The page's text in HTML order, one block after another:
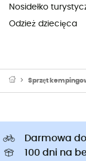
Nosidełko
Odzież dziecięca
Sprzęt
Darmowa
100 dni na